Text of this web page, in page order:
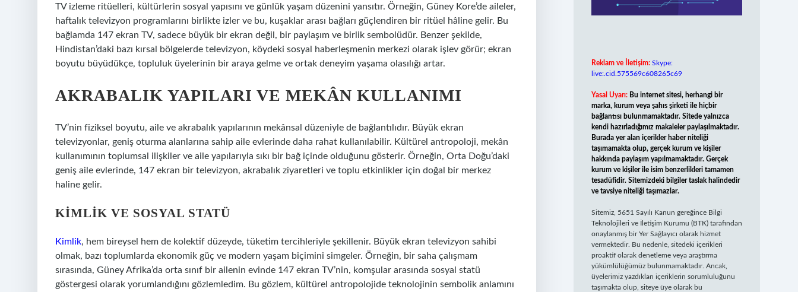
TV izleme ritüelleri, kültürlerin sosyal yapısını ve günlük yaşam düzenini yansıtır. Örneğin, Güney Kore’de aileler,
haftalık televizyon programlarını birlikte izler ve bu, kuşaklar arası bağları güçlendiren bir ritüel hâline gelir. Bu
bağlamda 147 ekran TV, sadece büyük bir ekran değil, bir paylaşım ve birlik sembolüdür. Benzer şekilde,
Hindistan’daki bazı kırsal bölgelerde televizyon, köydeki sosyal haberleşmenin merkezi olarak işlev görür; ekran
boyutu büyüdükçe, topluluk üyelerinin bir araya gelme ve ortak deneyim yaşama olasılığı artar.
AKRABALIK YAPILARI VE MEKÂN KULLANIMI
TV’nin fiziksel boyutu, aile ve akrabalık yapılarının mekânsal düzeniyle de bağlantılıdır. Büyük ekran
televizyonlar, geniş oturma alanlarına sahip aile evlerinde daha rahat kullanılabilir. Kültürel antropoloji, mekân
kullanımının toplumsal ilişkiler ve aile yapılarıyla sıkı bir bağ içinde olduğunu gösterir. Örneğin, Orta Doğu’daki
geniş aile evlerinde, 147 ekran bir televizyon, akrabalık ziyaretleri ve toplu etkinlikler için doğal bir merkez
haline gelir.
KIMLIK VE SOSYAL STATÜ
Kimlik, hem bireysel hem de kolektif düzeyde, tüketim tercihleriyle şekillenir. Büyük ekran televizyon sahibi
olmak, bazı toplumlarda ekonomik güç ve modern yaşam biçimini simgeler. Örneğin, bir saha çalışmam
sırasında, Güney Afrika’da orta sınıf bir ailenin evinde 147 ekran TV’nin, komşular arasında sosyal statü
göstergesi olarak yorumlandığını gözlemledim. Bu gözlem, kültürel antropolojide teknolojinin sembolik anlamını
Reklam ve İletişim: Skype:
live:.cid.575569c608265c69
Yasal Uyarı: Bu internet sitesi, herhangi bir
marka, kurum veya şahıs şirketi ile hiçbir
bağlantısı bulunmamaktadır. Sitede yalnızca
kendi hazırladığımız makaleler paylaşılmaktadır.
Burada yer alan içerikler haber niteliği
taşımamakta olup, gerçek kurum ve kişiler
hakkında paylaşım yapılmamaktadır. Gerçek
kurum ve kişiler ile isim benzerlikleri tamamen
tesadüfidir. Sitemizdeki bilgiler taslak halindedir
ve tavsiye niteliği taşımazlar.
Sitemiz, 5651 Sayılı Kanun gereğince Bilgi
Teknolojileri ve İletişim Kurumu (BTK) tarafından
onaylanmış bir Yer Sağlayıcı olarak hizmet
vermektedir. Bu nedenle, sitedeki içerikleri
proaktif olarak denetleme veya araştırma
yükümlülüğümüz bulunmamaktadır. Ancak,
üyelerimiz yazdıkları içeriklerin sorumluluğunu
taşımakta olup, siteye üye olarak bu